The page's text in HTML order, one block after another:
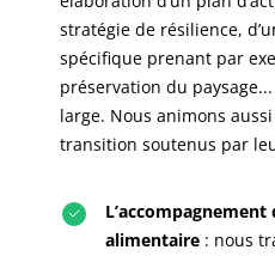
stratégie de résilience,
spécifique prenant par
préservation du
large. Nous animons
transition soutenus par
alimentaire : nous